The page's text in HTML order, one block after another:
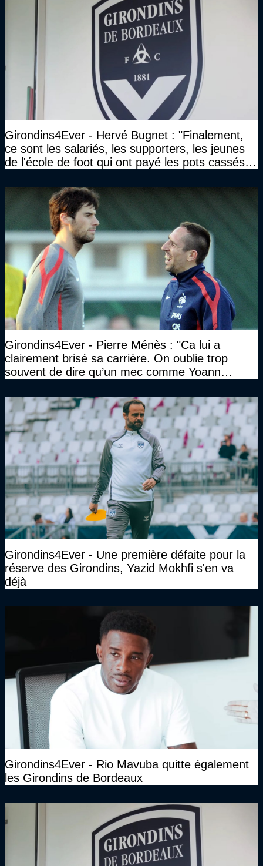
Girondins4Ever - Hervé Bugnet : "Finalement,
ce sont les salariés, les supporters, les jeunes
de l'école de foot qui ont payé les pots cassés
Girondins4Ever - Pierre Ménès : "Ca lui a
clairement brisé sa carrière. On oublie trop
souvent de dire qu’un mec comme Yoann
Girondins4Ever - Une première défaite pour la
réserve des Girondins, Yazid Mokhfi s'en va
déjà
Girondins4Ever - Rio Mavuba quitte également
les Girondins de Bordeaux